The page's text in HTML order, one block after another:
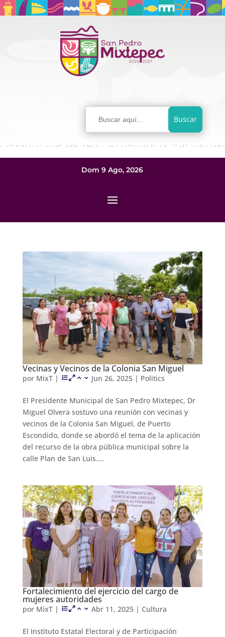
Buscar:
Dom 9 Ago, 2026
Vecinas y Vecinos de la Colonia San Miguel
por MixT| Jun 26, 2025| Politics
El Presidente Municipal de San Pedro Mixtepec, Dr
Miguel Olvera sostuvo una reunión con vecinas y
vecinos de la Colonia San Miguel, de Puerto
Escondido, donde se abordó el tema de la aplicación
del recurso de la obra pública municipal sobre la
calle Plan de San Luis....
Fortalecimiento del ejercicio del cargo de
mujeres autoridades
por MixT| Abr 11, 2025| Cultura
El Instituto Estatal Electoral y de Participación